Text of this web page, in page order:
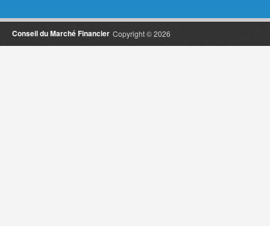
Copyright © 2026
Conseil du Marché Financier